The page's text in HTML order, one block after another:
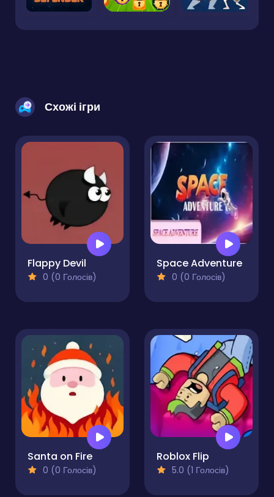
Схожі ігри
Flappy Devil
0 (0 Голосів)
Space Adventure
0 (0 Голосів)
Santa on Fire
0 (0 Голосів)
Roblox Flip
5.0 (1 Голосів)